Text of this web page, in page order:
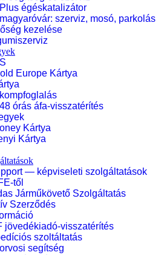
égéskatalizátor
szerviz, mosó, parkolás
kezelése
Europe Kártya
órás áfa-visszatérítés
Kártya
Kártya
— képviseleti szolgáltatások
től
Járműkövető Szolgáltatás
Szerződés
jövedékiadó-visszatérítés
szoltáltatás
segítség